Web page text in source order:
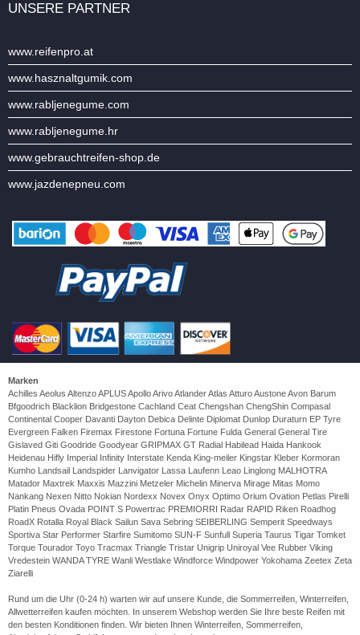
UNSERE PARTNER
www.reifenpro.at
www.hasznaltgumik.com
www.rabljenegume.com
www.rabljenegume.hr
www.gebrauchtreifen-shop.de
www.jazdenepneu.com
Marken
Achilles Aeolus Altenzo APLUS Apollo Arivo Atlander Atlas Atturo Austone Avon Barum
Bfgoodrich Blacklion Bridgestone Cachland Ceat Chengshan ChengShin Compasal
Continental Cooper Davanti Dayton Debica Delinte Diplomat Dunlop Duraturn EP Tyre
Evergreen Falken Firemax Firestone Fortuna Fortune Fulda General General Tire
Gislaved Giti Goodride Goodyear GRIPMAX GT Radial Habilead Haida Hankook
Heidenau Hifly Imperial Infinity Interstate Kenda King-meiler Kingstar Kleber Kormoran
Kumho Landsail Landspider Lanvigator Lassa Laufenn Leao Linglong MALHOTRA
Matador Maxtrek Maxxis Mazzini Metzeler Michelin Minerva Mirage Mitas Momo
Nankang Nexen Nitto Nokian Nordexx Novex Onyx Optimo Orium Ovation Petlas Pirelli
Platin Pneus Ovada POINT S Powertrac PREMIORRI Radar RAPID Riken Roadhog
RoadX Rotalla Royal Black Sailun Sava Sebring SEIBERLING Semperit Speedways
Sportiva Star Performer Starfire Sumitomo SUN-F Sunfull Superia Taurus Tigar Tomket
Torque Tourador Toyo Tracmax Triangle Tristar Unigrip Uniroyal Vee Rubber Viking
Vredestein WANDA TYRE Wanli Westlake Windforce Windpower Yokohama Zeetex Zeta
Ziarelli
Rund um die Uhr (0-24 h) warten wir auf unsere Kunde, die Sommerreifen, Winterreifen,
Allwetterreifen kaufen möchten. In unserem Webshop werden Sie Ihre beste Reifen mit
den besten Konditionen finden. Wir bieten Ihnen Winterreifen, Sommerreifen,